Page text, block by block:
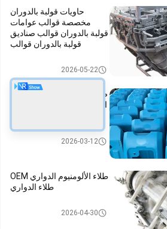
حاويات قولبة بالدوران
مخصصة قوالب عوامات
قولبة بالدوران قوالب صناديق
قولبة بالدوران قوالب
2026-05-22
صناعة الصبغة الدوارة الصبغة
المصنوعة خصيصًا من الغلاف
منتجات التشكيل الدواري
2026-03-12
طلاء الألومنيوم الدواري OEM
طلاء الدواري
2026-04-30